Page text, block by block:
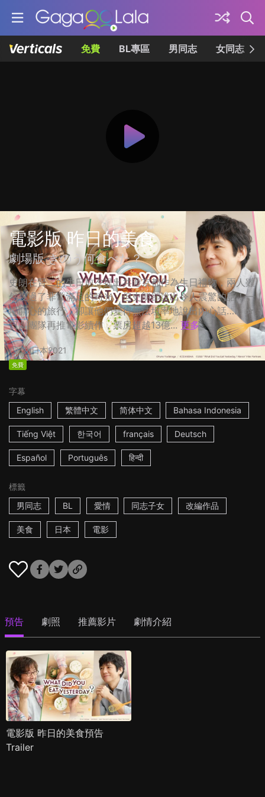
免費 BL專區 男同志 女同志
電影版 昨日的美食
劇場版 きのう何食べた？
史朗在賢二的生日前夕提出共遊京都作為生日禮物，兩人雖
然度過了非常滿足的時光，但史朗卻說出令人震驚的話！一
場開心的旅行，卻讓他們變得無法坦率地說出內心話…… ☆
日劇團隊再推電影續作，票房超越13億... 更多
2h日本2021
免費
字幕
English
繁體中文 简体中文 Bahasa Indonesia
Tiếng Việt 한국어 français Deutsch
Español Português हिन्दी
標籤
男同志
BL 愛情 同志子女 改編作品
美食 日本 電影
預告 劇照 推薦影片 劇情介紹
電影版 昨日的美食預告
Trailer